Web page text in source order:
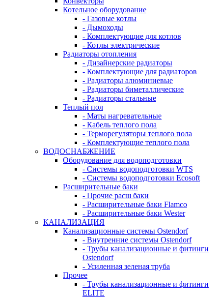
Котельное оборудование
- Газовые котлы
- Дымоходы
- Комплектующие для котлов
- Котлы электрические
Радиаторы отопления
- Дизайнерские радиаторы
- Комплектующие для радиаторов
- Радиаторы алюминиевые
- Радиаторы биметаллические
- Радиаторы стальные
Теплый пол
- Маты нагревательные
- Кабель теплого пола
- Терморегуляторы теплого пола
- Комплектующие теплого пола
ВОДОСНАБЖЕНИЕ
Оборудование для водоподготовки
- Системы водоподготовки WTS
- Системы водоподготовки Ecosoft
Расширительные баки
- Прочие расш баки
- Расширительные баки Flamco
- Расширительные баки Wester
КАНАЛИЗАЦИЯ
Канализационные системы Ostendorf
- Внутренние системы Ostendorf
- Трубы канализационные и фитинги
Ostendorf
- Усиленная зеленая труба
Прочее
- Трубы канализационные и фитинги
ELITE